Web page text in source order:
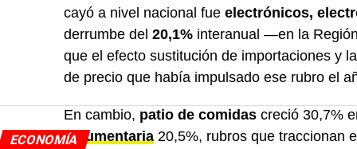
cayó a nivel nacional fue electrónicos,
derrumbe del 20,1% interanual —en la
que el efecto sustitución de importaciones y
de precio que había impulsado ese rubro el
En cambio, patio de comidas creció 30,7%
indumentaria 20,5%, rubros que traccionan
ECONOMÍA